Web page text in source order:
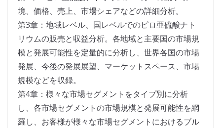
境、価格、売上、市場シェアなどの詳細分析。
第3章：地域レベル、国レベルでのピロ亜硫酸ナト
リウムの販売と収益分析。各地域と主要国の市場規
模と発展可能性を定量的に分析し、世界各国の市場
発展、今後の発展展望、マーケットスペース、市場
規模などを収録。
第4章：様々な市場セグメントをタイプ別に分析
し、各市場セグメントの市場規模と発展可能性を網
羅し、お客様が様々な市場セグメントにおけるブル